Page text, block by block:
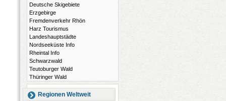
Deutsche Skigebiete
Erzgebirge
Fremdenverkehr Rhön
Harz Tourismus
Landeshauptstädte
Nordseeküste Info
Rheintal Info
Schwarzwald
Teutoburger Wald
Thüringer Wald
Regionen Weltweit